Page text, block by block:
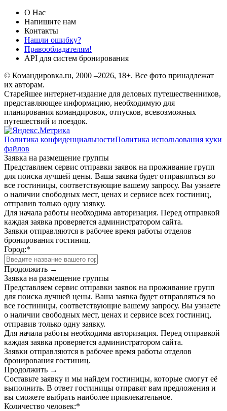
О Нас
Напишите нам
Контакты
Нашли ошибку?
Правообладателям!
API для систем бронирования
© Командировка.ru, 2000 –2026, 18+. Все фото принадлежат
их авторам.
Старейшее интернет-издание для деловых путешественников,
представляющее информацию, необходимую для
планирования командировок, отпусков, всевозможных
путешествий и поездок.
Политика конфиденциальностиПолитика использования куки
файлов
Заявка на размещение группы
Представляем сервис отправки заявок на проживание групп
для поиска лучшей цены. Ваша заявка будет отправляться во
все гостиницы, соответствующие вашему запросу. Вы узнаете
о наличии свободных мест, ценах и сервисе всех гостиниц,
отправив только одну заявку.
Для начала работы необходима авторизация. Перед отправкой
каждая заявка проверяется администратором сайта.
Заявки отправляются в рабочее время работы отделов
бронирования гостиниц.
Город:*
Продолжить →
Заявка на размещение группы
Представляем сервис отправки заявок на проживание групп
для поиска лучшей цены. Ваша заявка будет отправляться во
все гостиницы, соответствующие вашему запросу. Вы узнаете
о наличии свободных мест, ценах и сервисе всех гостиниц,
отправив только одну заявку.
Для начала работы необходима авторизация. Перед отправкой
каждая заявка проверяется администратором сайта.
Заявки отправляются в рабочее время работы отделов
бронирования гостиниц.
Продолжить →
Составьте заявку и мы найдем гостиницы, которые смогут её
выполнить. В ответ гостиницы отправят вам предложения и
вы сможете выбрать наиболее привлекательное.
Количество человек:*